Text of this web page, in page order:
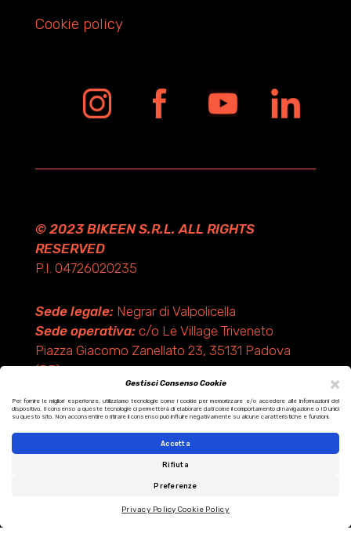
×
Gestisci Consenso Cookie
Per fornire le migliori esperienze, utilizziamo tecnologie come i cookie per memorizzare e/o accedere alle informazioni del
dispositivo. Il consenso a queste tecnologie ci permetterà di elaborare dati come il comportamento di navigazione o ID unici
su questo sito. Non acconsentire o ritirare il consenso può influire negativamente su alcune caratteristiche e funzioni.
Accetta
Rifiuta
Preferenze
Privacy PolicyCookie Policy
Cookie policy
© 2023 BIKEEN S.R.L. ALL RIGHTS
RESERVED
P.I. 04726020235
Sede legale:Negrar di Valpolicella
Sede operativa:c/o Le Village Triveneto
Piazza Giacomo Zanellato 23, 35131 Padova
(PD)
Design by KF ADV
Development by Italix.net